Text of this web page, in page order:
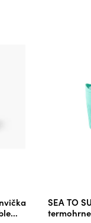
SEA TO